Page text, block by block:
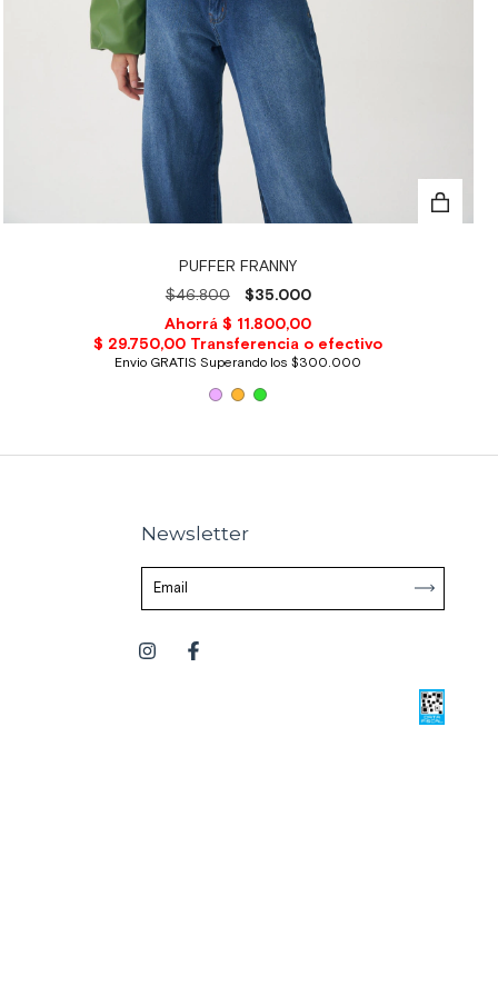
PUFFER FRANNY
$46.800
$35.000
Newsletter